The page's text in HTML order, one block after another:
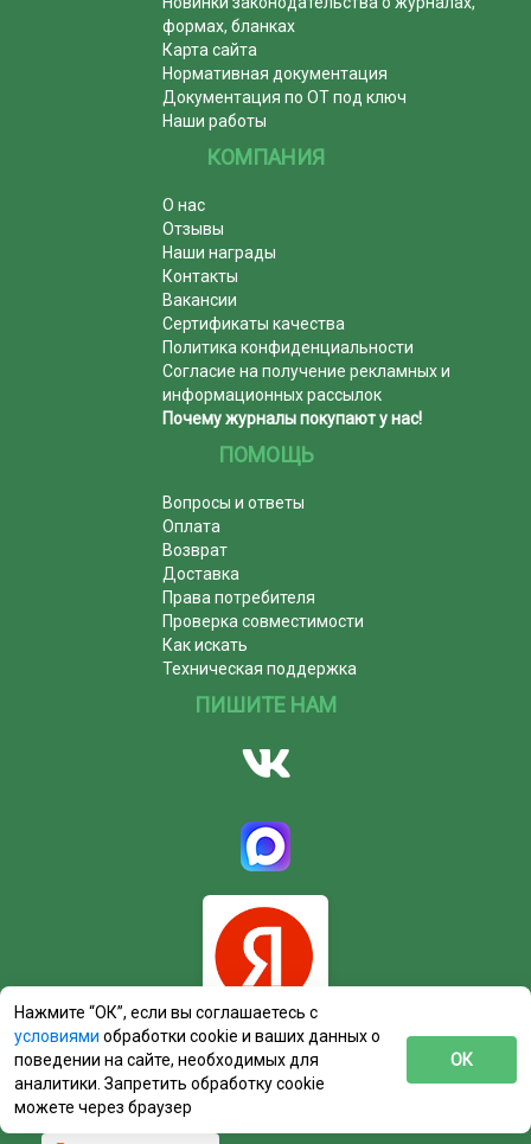
формах, бланках
Карта сайта
Нормативная документация
Документация по ОТ под ключ
Наши работы
КОМПАНИЯ
О нас
Отзывы
Наши награды
Контакты
Вакансии
Сертификаты качества
Политика конфиденциальности
Согласие на получение рекламных и
информационных рассылок
Почему журналы покупают у нас!
ПОМОЩЬ
Вопросы и ответы
Оплата
Возврат
Доставка
Права потребителя
Проверка совместимости
Как искать
Техническая поддержка
ПИШИТЕ НАМ
Нажмите “ОК”, если вы соглашаетесь с
условиями обработки cookie и ваших данных о
поведении на сайте, необходимых для
аналитики. Запретить обработку cookie
можете через браузер
ОК